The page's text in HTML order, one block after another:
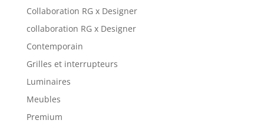
Collaboration RG x Designer
collaboration RG x Designer
Contemporain
Grilles et interrupteurs
Luminaires
Meubles
Premium